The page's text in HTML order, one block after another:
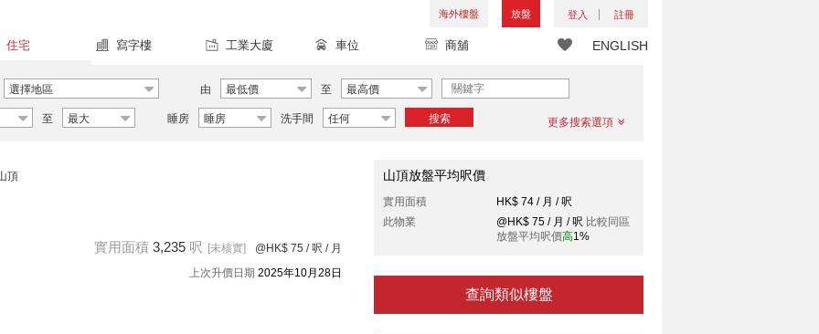
海外樓盤 放盤 登入 註冊
ENGLISH
住宅 寫字樓 工業大廈 車位 商舖
選擇地區 由 最低價 至 最高價
至 最大 睡房 睡房 洗手間 任何 搜索 更多搜索選項
頂
實用面積 3,235 呎 [未核實] @HK$ 75 / 呎 / 月
上次升價日期 2025年10月28日
山頂放盤平均呎價
實用面積
HK$ 74 / 月 / 呎
此物業
@HK$ 75 / 月 / 呎 比較同區
放盤平均呎價高1%
查詢類似樓盤